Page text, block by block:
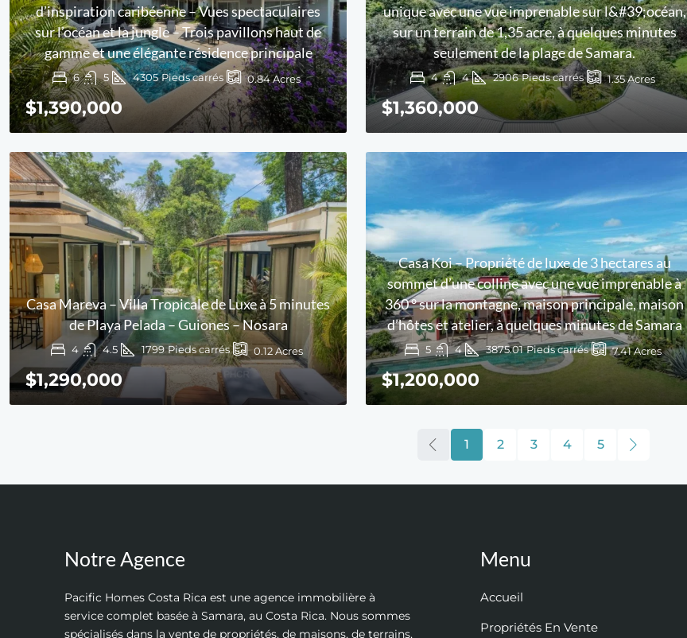
d’inspiration caribéenne – Vues spectaculaires
sur l’océan et la jungle – Trois pavillons haut de
gamme et une élégante résidence principale
6 5 4305 Pieds carrés 0.84Acres
$1,390,000
unique avec une vue imprenable sur l&#39;océan,
sur un terrain de 1,35 acre, à quelques minutes
seulement de la plage de Samara.
4 4 2906 Pieds carrés 1.35Acres
$1,360,000
Casa Mareva – Villa Tropicale de Luxe à 5 minutes
de Playa Pelada – Guiones – Nosara
4 4.5 1799 Pieds carrés 0.12Acres
$1,290,000
Casa Koi – Propriété de luxe de 3 hectares au
sommet d’une colline avec une vue imprenable à
360 ° sur la montagne, maison principale, maison
d’hôtes et atelier, à quelques minutes de Samara
5 4 3875.01 Pieds carrés 7.41Acres
$1,200,000
1 2 3 4 5
Notre Agence
Pacific Homes Costa Rica est une agence immobilière à
service complet basée à Samara, au Costa Rica. Nous sommes
spécialisés dans la vente de propriétés, de maisons, de terrains,
Menu
Accueil
Propriétés En Vente